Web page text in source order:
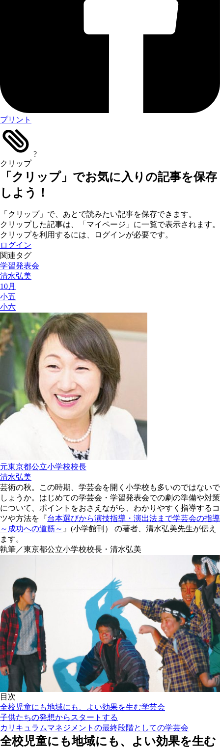
プリント
クリップ
?
「クリップ」でお気に入りの記事を保存
しよう！
「クリップ」で、あとで読みたい記事を保存できます。
クリップした記事は、「マイページ」に一覧で表示されます。
クリップを利用するには、ログインが必要です。
ログイン
関連タグ
学習発表会
清水弘美
10月
小五
小六
元東京都公立小学校校長
清水弘美
芸術の秋。この時期、学芸会を開く小学校も多いのではないで
しょうか。はじめての学芸会・学習発表会での劇の準備や対策
について、ポイントをおさえながら、わかりやすく指導するコ
ツや方法を『台本選びから演技指導・演出法まで学芸会の指導
～成功への道筋～ 』(小学館刊） の著者、清水弘美先生が伝え
ます。
執筆／東京都公立小学校校長・清水弘美
目次
全校児童にも地域にも、よい効果を生む学芸会
子供たちの発想からスタートする
カリキュラムマネジメントの最終段階としての学芸会
全校児童にも地域にも、よい効果を生む